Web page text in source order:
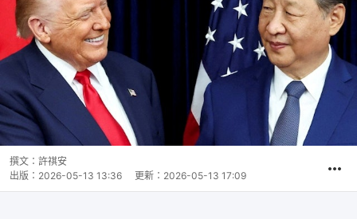
撰文： 許祺安
出版： 2026-05-13 13:36 更新： 2026-05-13 17:09